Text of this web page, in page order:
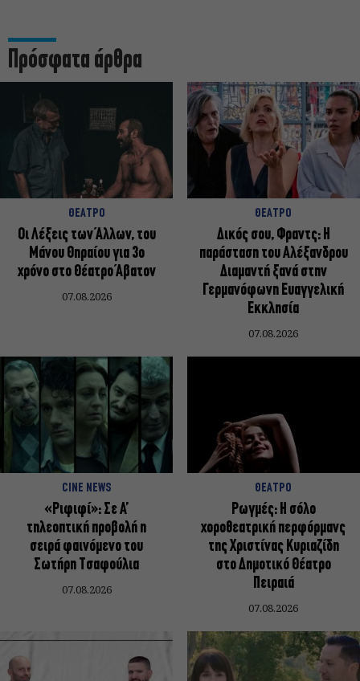
Πρόσφατα άρθρα
ΘΕΑΤΡΟ
Οι Λέξεις των Άλλων, του
Μάνου Θηραίου για 3ο
χρόνο στο Θέατρο Άβατον
07.08.2026
ΘΕΑΤΡΟ
Δικός σου, Φραντς: Η
παράσταση του Αλέξανδρου
Διαμαντή ξανά στην
Γερμανόφωνη Ευαγγελική
Εκκλησία
07.08.2026
CINE NEWS
«Ριφιφί»: Σε Α’
τηλεοπτική προβολή η
σειρά φαινόμενο του
Σωτήρη Τσαφούλια
07.08.2026
ΘΕΑΤΡΟ
Ρωγμές: Η σόλο
χοροθεατρική περφόρμανς
της Χριστίνας Κυριαζίδη
στο Δημοτικό Θέατρο
Πειραιά
07.08.2026